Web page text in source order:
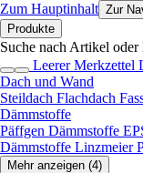
Zum Hauptinhalt Zur
Produkte
Suche nach Artikel oder
Leerer Merkzettel
Dach und Wand
Steildach Flachdach
Dämmstoffe
Päffgen Dämmstoffe
Dämmstoffe Linzmeier
Mehr anzeigen (4)